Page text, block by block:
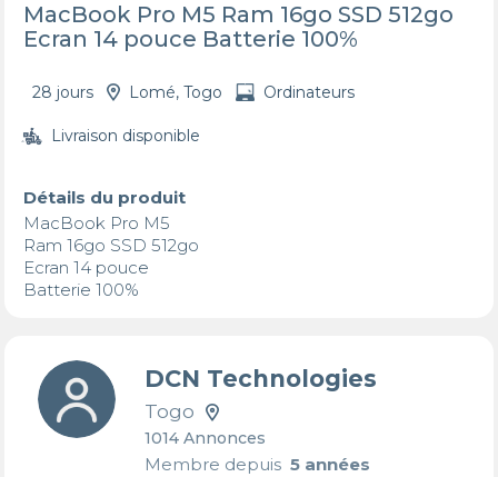
MacBook Pro M5 Ram 16go SSD 512go
Ecran 14 pouce Batterie 100%
28 jours Lomé, Togo Ordinateurs
Livraison disponible
Détails du produit
MacBook Pro M5
Ram 16go SSD 512go
Ecran 14 pouce
DCN Technologies
Togo
1014 Annonces
Membre depuis5 années